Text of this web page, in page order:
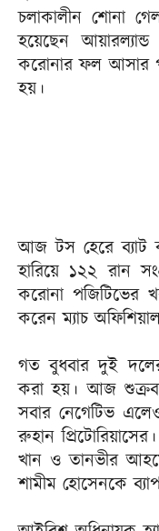
চলাকালীন শোনা
হয়েছেন
করোনার ফল আসার
হয়।
আজ টস হেরে
হারিয়ে ১২২ রান
করোনা পজিটিভের
করেন ম্যাচ
গত বুধবার দুই দলের
করা হয়। আজ
সবার নেগেটিভ
রুহান
খান ও তানভীর
শামীম হোসেনকে